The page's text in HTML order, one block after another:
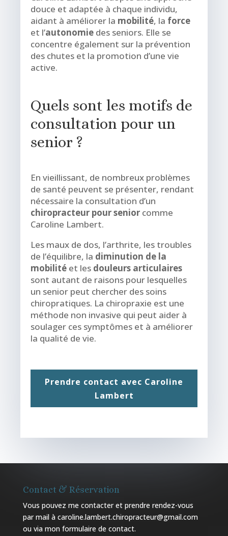
douce et adaptée à chaque individu,
aidant à améliorer la mobilité, la force
et l’autonomie des seniors. Elle se
concentre également sur la prévention
des chutes et la promotion d’une vie
active.
Quels sont les motifs de
consultation pour un
senior ?
En vieillissant, de nombreux problèmes
de santé peuvent se présenter, rendant
nécessaire la consultation d’un
chiropracteur pour senior comme
Caroline Lambert.
Les maux de dos, l’arthrite, les troubles
de l’équilibre, la diminution de la
mobilité et les douleurs articulaires
sont autant de raisons pour lesquelles
un senior peut chercher des soins
chiropratiques. La chiropraxie est une
méthode non invasive qui peut aider à
soulager ces symptômes et à améliorer
la qualité de vie.
Prendre contact avec Caroline
Lambert
Contact & Réservation
Vous pouvez me contacter et prendre rendez-vous
par mail à caroline.lambert.chiropracteur@gmail.com
ou via mon formulaire de contact.